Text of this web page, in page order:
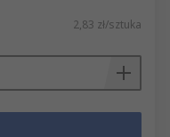
2,83 zł/sztuka